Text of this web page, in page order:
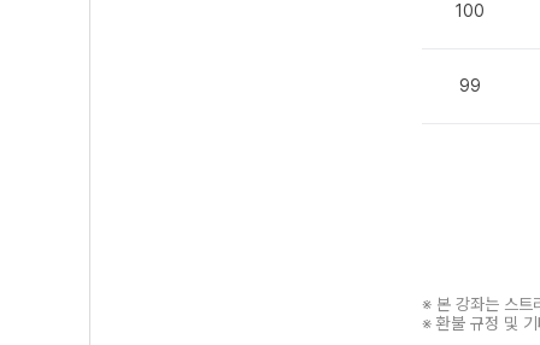
100
99
※ 본 강좌는 스트
※ 환불 규정 및